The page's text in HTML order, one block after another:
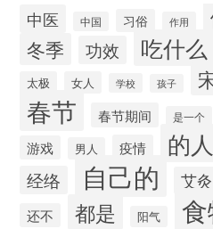
中医 中国 习俗 作用
冬季 功效 吃什么
太极 女人 学校 孩子
春节 春节期间 是一个
游戏 男人 疫情 的人
经络 自己的 艾灸
还不 都是 阳气